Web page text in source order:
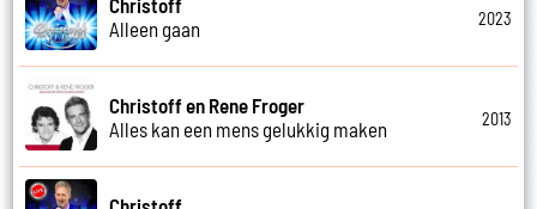
Alleen gaan
2023
Christoff en Rene Froger
Alles kan een mens gelukkig maken
2013